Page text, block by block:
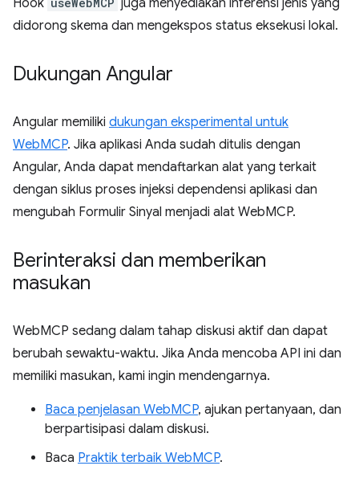
Hook
juga menyediakan inferensi jenis yang
didorong skema dan mengekspos status eksekusi lokal.
Dukungan Angular
Angular memiliki dukungan eksperimental untuk
WebMCP. Jika aplikasi Anda sudah ditulis dengan
Angular, Anda dapat mendaftarkan alat yang terkait
dengan siklus proses injeksi dependensi aplikasi dan
mengubah Formulir Sinyal menjadi alat WebMCP.
Berinteraksi dan memberikan
masukan
WebMCP sedang dalam tahap diskusi aktif dan dapat
berubah sewaktu-waktu. Jika Anda mencoba API ini dan
memiliki masukan, kami ingin mendengarnya.
Baca penjelasan WebMCP, ajukan pertanyaan, dan
berpartisipasi dalam diskusi.
Baca Praktik terbaik WebMCP.